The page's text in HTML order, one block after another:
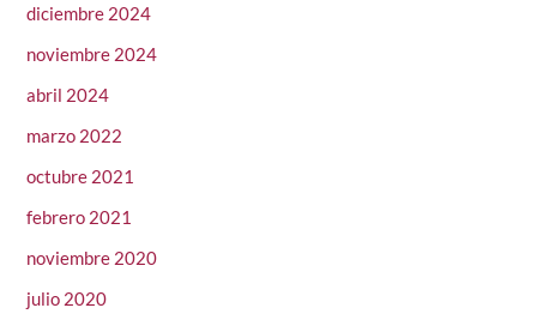
diciembre 2024
noviembre 2024
abril 2024
marzo 2022
octubre 2021
febrero 2021
noviembre 2020
julio 2020